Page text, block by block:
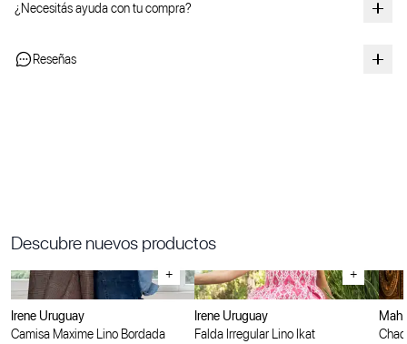
¿Necesitás ayuda con tu compra?
Reseñas
Descubre nuevos productos
+
Irene Uruguay
Camisa Maxime Lino Bordada
+
Irene Uruguay
Falda Irregular Lino Ikat